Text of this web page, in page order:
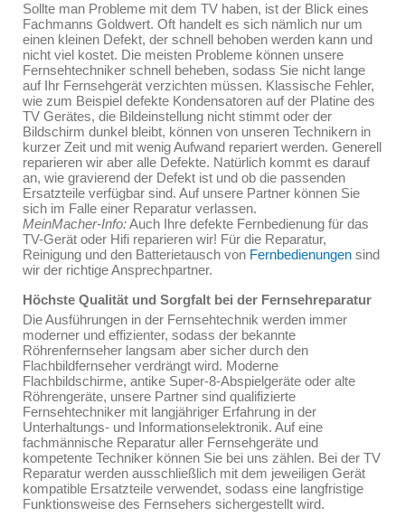
Sollte man Probleme mit dem TV haben, ist der Blick eines
Fachmanns Goldwert. Oft handelt es sich nämlich nur um
einen kleinen Defekt, der schnell behoben werden kann und
nicht viel kostet. Die meisten Probleme können unsere
Fernsehtechniker schnell beheben, sodass Sie nicht lange
auf Ihr Fernsehgerät verzichten müssen. Klassische Fehler,
wie zum Beispiel defekte Kondensatoren auf der Platine des
TV Gerätes, die Bildeinstellung nicht stimmt oder der
Bildschirm dunkel bleibt, können von unseren Technikern in
kurzer Zeit und mit wenig Aufwand repariert werden. Generell
reparieren wir aber alle Defekte. Natürlich kommt es darauf
an, wie gravierend der Defekt ist und ob die passenden
Ersatzteile verfügbar sind. Auf unsere Partner können Sie
sich im Falle einer Reparatur verlassen.
MeinMacher-Info:Auch Ihre defekte Fernbedienung für das
TV-Gerät oder Hifi reparieren wir! Für die Reparatur,
Reinigung und den Batterietausch von Fernbedienungen sind
wir der richtige Ansprechpartner.
Höchste Qualität und Sorgfalt bei der Fernsehreparatur
Die Ausführungen in der Fernsehtechnik werden immer
moderner und effizienter, sodass der bekannte
Röhrenfernseher langsam aber sicher durch den
Flachbildfernseher verdrängt wird. Moderne
Flachbildschirme, antike Super-8-Abspielgeräte oder alte
Röhrengeräte, unsere Partner sind qualifizierte
Fernsehtechniker mit langjähriger Erfahrung in der
Unterhaltungs- und Informationselektronik. Auf eine
fachmännische Reparatur aller Fernsehgeräte und
kompetente Techniker können Sie bei uns zählen. Bei der TV
Reparatur werden ausschließlich mit dem jeweiligen Gerät
kompatible Ersatzteile verwendet, sodass eine langfristige
Funktionsweise des Fernsehers sichergestellt wird.